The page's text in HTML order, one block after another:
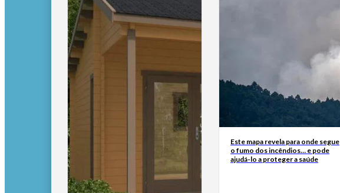
Este mapa revela para onde segue
o fumo dos incêndios… e pode
ajudá-lo a proteger a saúde